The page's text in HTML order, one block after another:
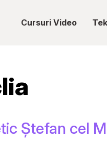
Cursuri Video
Ștefan cel